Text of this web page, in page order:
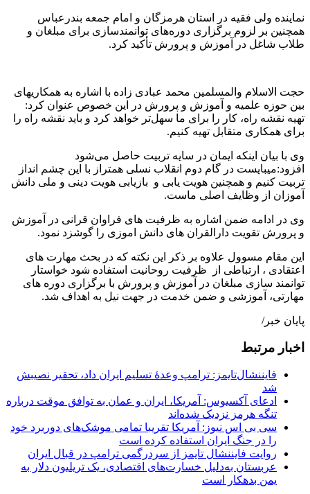
نماینده ولی فقیه در استان هرمزگان و امام جمعه بندرعباس
همچنین بر لزوم برگزاری دوره‌های توانمندسازی برای مبلغان و
طلاب شاغل در آموزش و پرورش تأکید کرد.
حجت الاسلام والمسلمین محمد عبادی زاده با اشاره به همکاریهای
بین حوزه علمیه و آموزش و پرورش در این خصوص عنوان کرد:
تهیه نقشه راه، کار را برای ما سهل‌تر خواهد کرد و باید نقشه راه را
برای همکاری متقابل تهیه کنیم.
وی با بیان اینکه ایمان در سایه تربیت حاصل می‌شود
افزود:میبایست در گام دوم انقلاب نسلی همتراز با این چشم انداز
تربیت کنیم و همچنین هویت یابی و بازیابی هویت دینی و ملی دانش
آموزان از وظایف اصلی ماست.
وی در ادامه ضمن اشاره به ظرفیت های فراوان قرانی در آموزش
و پرورش تقویت دارالقران های دانش اموزی را گوشزد نمود.
این مقام مسوول علاوه بر ذکر این نکته که در بحث مهارت های
اعتقادی ، ارتباطی از ظرفیت روحانیت استفاده شود خواستار
توانمند سازی مبلغان در آموزش و پرورش با برگزاری دوره های
مهارتی، آموزشی و ضمن خدمت در جهت نیل به اهداف شد.
پایان خبر/
اخبار مرتبط
فایننشال‌تایمز: ترامپ وعدۀ تسلیم ایران داد، تحقیر نصیبش
شد
ادعای آکسیوس: آمریکا، ایران و عمان به توافق موقت درباره
تنگه هرمز نزدیک شده‌اند
سی بی اس نیوز: آمریکا تقریبا تمامی موشک‌های دوربرد خود
را در جنگ ایران استفاده کرده است
روایت فایننشال تایمز از سردرگمی ترامپ در قبال ایران
عربستان به‌دلیل خسارت‌های اقتصادی، یک تریلیون دلار به
یمن بدهکار است